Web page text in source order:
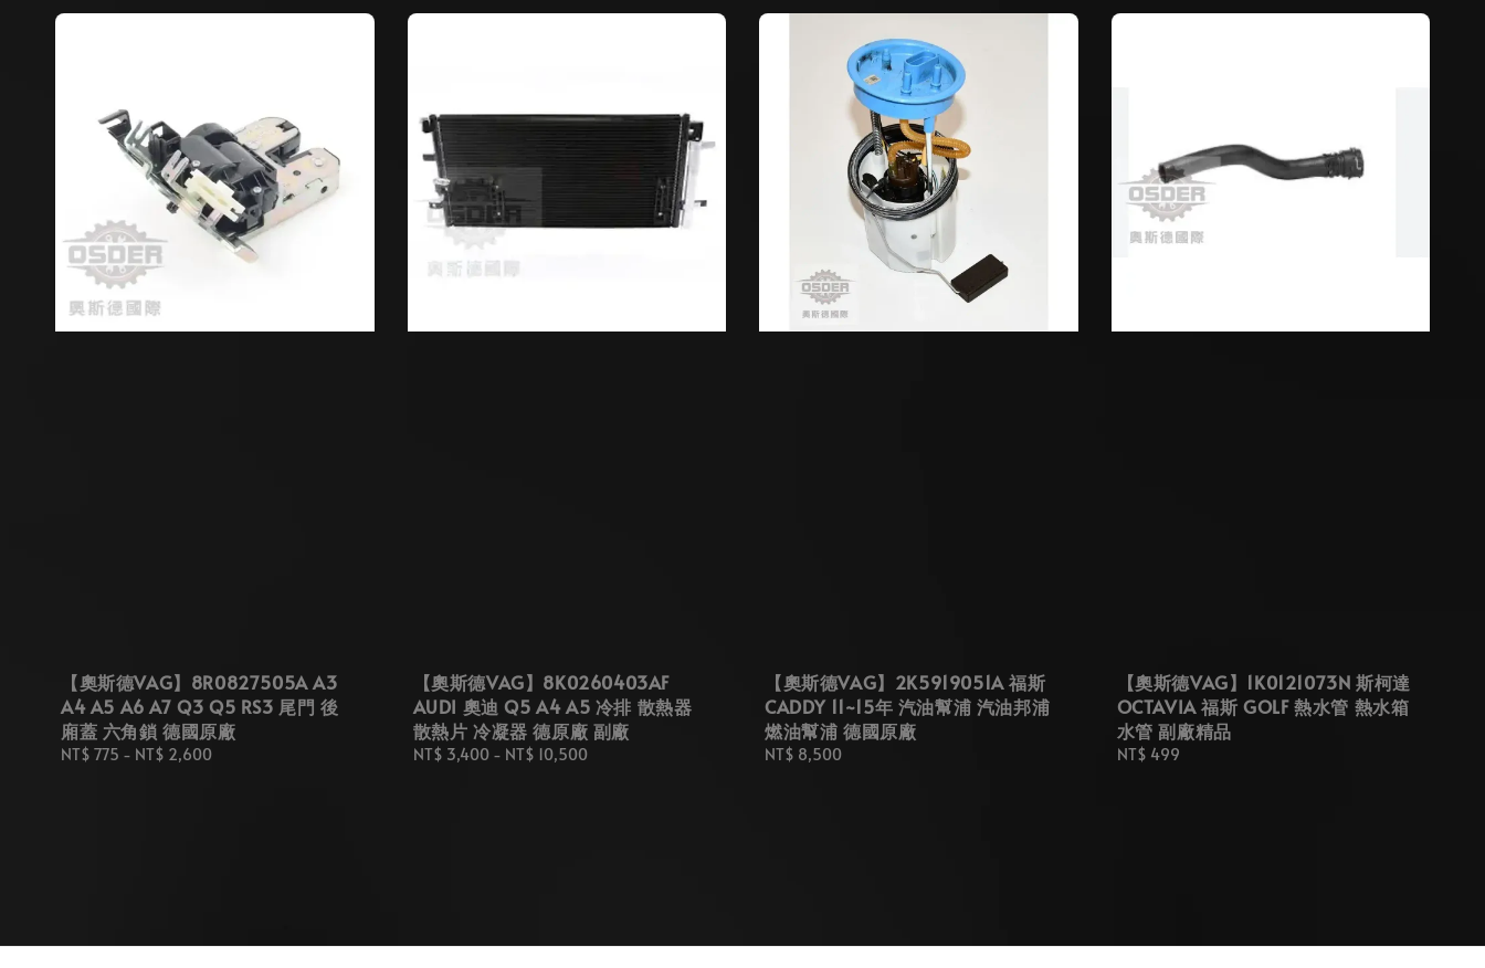
【奧斯德VAG】8R0827505A A3
A4 A5 A6 A7 Q3 Q5 RS3 尾門 後
廂蓋 六角鎖 德國原廠
Regular
NT$ 775 - NT$ 2,600
【奧斯德VAG】8K0260403AF
AUDI 奧迪 Q5 A4 A5 冷排 散熱器
散熱片 冷凝器 德原廠 副廠
Regular
NT$ 3,400- NT$ 10,500
【奧斯德VAG】2K5919051A 福斯
CADDY 11~15年 汽油幫浦 汽油邦浦
燃油幫浦 德國原廠
Regular
NT$ 8,500
【奧斯德VAG】1K0121073N 斯柯達
OCTAVIA 福斯 GOLF 熱水管 熱水箱
水管 副廠精品
Regular
NT$ 499